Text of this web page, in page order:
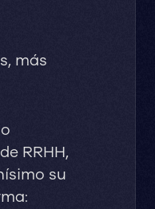
más
RRHH,
su